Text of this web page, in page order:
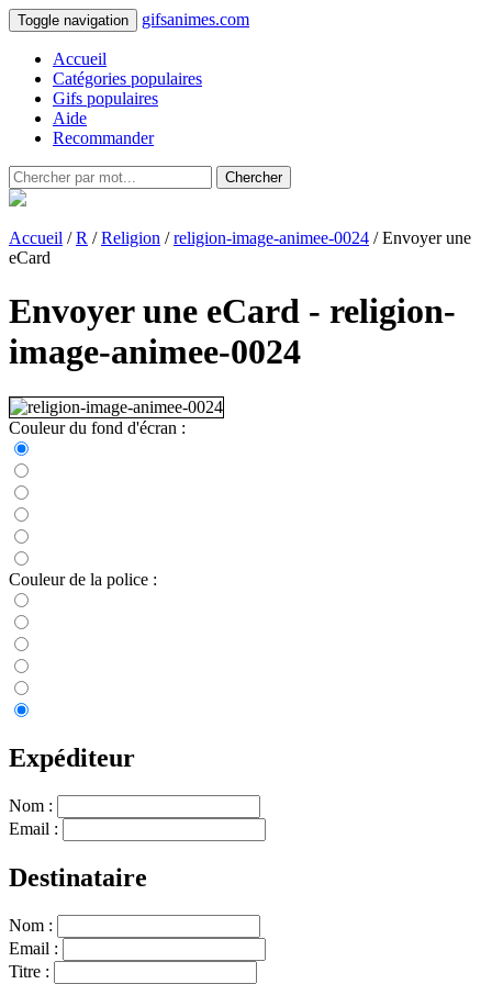
Toggle navigation gifsanimes.com
Accueil
Catégories populaires
Gifs populaires
Aide
Recommander
Chercher
Accueil /R /Religion /religion-image-animee-0024 / Envoyer une
eCard
Envoyer une eCard - religion-
image-animee-0024
Couleur du fond d'écran :
Couleur de la police :
Expéditeur
Nom :
Email :
Destinataire
Nom :
Email :
Titre :